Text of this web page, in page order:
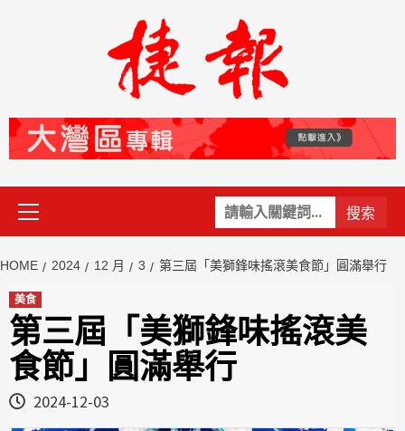
關
鍵
Primary
Menu
HOME 2024 12 月 3 第三屆「美獅鋒味搖滾美食節」圓滿舉行
美食
第三屆「美獅鋒味搖滾美
食節」圓滿舉行
2024-12-03